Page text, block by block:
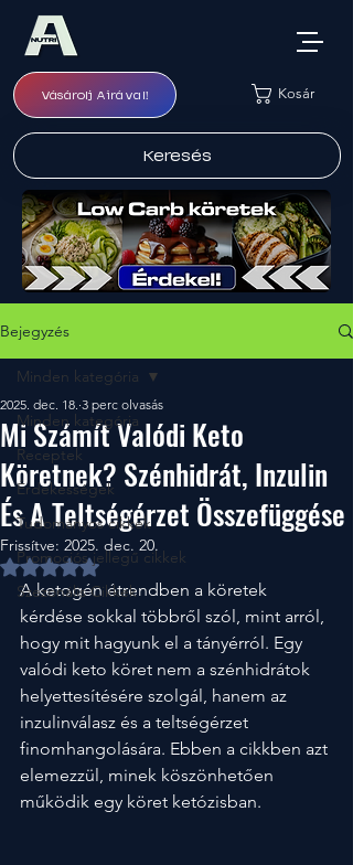
Vásárolj Airával! Kosár
Keresés
Bejegyzés
Minden kategória
Receptek
Érdekességek
Tudományos cikkek
Promociós jellegű cikkek
Szezonális Cikkek
Minden kategória
Mi Számít Valódi Keto
Köretnek? Szénhidrát, Inzulin
És A Teltségérzet Összefüggése
2025. dec. 18. 3 perc olvasás
Frissítve: 2025. dec. 20.
NaN csillagot kapott az 5-ből.
A ketogén étrendben a köretek
kérdése sokkal többről szól, mint arról,
hogy mit hagyunk el a tányérról. Egy
valódi keto köret nem a szénhidrátok
helyettesítésére szolgál, hanem az
inzulinválasz és a teltségérzet
finomhangolására. Ebben a cikkben azt
elemezzül, minek köszönhetően
működik egy köret ketózisban.